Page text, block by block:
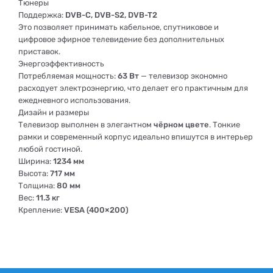
Тюнеры
Поддержка: DVB-C, DVB-S2, DVB-T2
Это позволяет принимать кабельное, спутниковое и
цифровое эфирное телевидение без дополнительных
приставок.
Энергоэффективность
Потребляемая мощность: 63 Вт — телевизор экономно
расходует электроэнергию, что делает его практичным для
ежедневного использования.
Дизайн и размеры
Телевизор выполнен в элегантном чёрном цвете. Тонкие
рамки и современный корпус идеально впишутся в интерьер
любой гостиной.
Ширина: 1234 мм
Высота: 717 мм
Толщина: 80 мм
Вес: 11.3 кг
Крепление: VESA (400×200)